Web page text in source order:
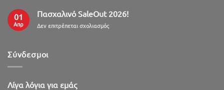
01
Απρ
Πασχαλινό SaleOut 2026!
Δεν επιτρέπεται σχολιασμόςστο
Σύνδεσμοι
Λίγα λόγια για εμάς